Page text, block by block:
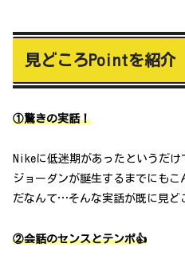
見どころPointを紹介
①驚きの実話！
Nikeに低迷期があったというだ
ジョーダンが誕生するまでにも
だなんて…そんな実話が既に見ど
②会話のセンスとテンポ👍